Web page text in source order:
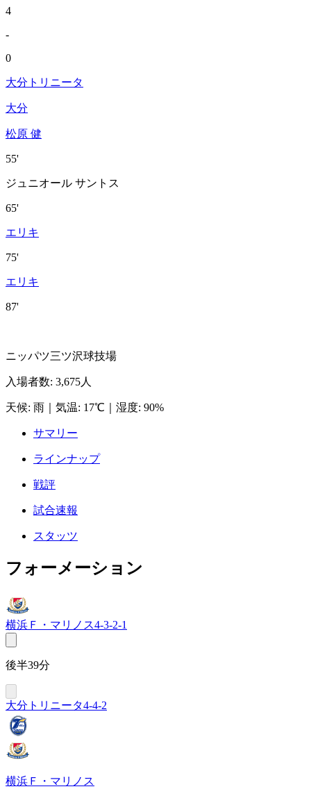
4
-
0
大分トリニータ
大分
松原 健
55'
ジュニオール サントス
65'
エリキ
75'
エリキ
87'
ニッパツ三ツ沢球技場
入場者数: 3,675人
天候: 雨 気温: 17℃ 湿度: 90%
サマリー
ラインナップ
戦評
試合速報
スタッツ
フォーメーション
横浜Ｆ・マリノス4-3-2-1
後半39分
大分トリニータ4-4-2
横浜Ｆ・マリノス